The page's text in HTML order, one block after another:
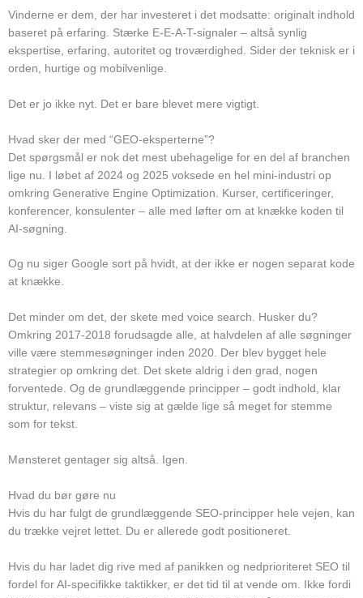
Vinderne er dem, der har investeret i det modsatte: originalt indhold
baseret på erfaring. Stærke E-E-A-T-signaler – altså synlig
ekspertise, erfaring, autoritet og troværdighed. Sider der teknisk er i
orden, hurtige og mobilvenlige.
Det er jo ikke nyt. Det er bare blevet mere vigtigt.
Hvad sker der med “GEO-eksperterne”?
Det spørgsmål er nok det mest ubehagelige for en del af branchen
lige nu. I løbet af 2024 og 2025 voksede en hel mini-industri op
omkring Generative Engine Optimization. Kurser, certificeringer,
konferencer, konsulenter – alle med løfter om at knække koden til
AI-søgning.
Og nu siger Google sort på hvidt, at der ikke er nogen separat kode
at knække.
Det minder om det, der skete med voice search. Husker du?
Omkring 2017-2018 forudsagde alle, at halvdelen af alle søgninger
ville være stemmesøgninger inden 2020. Der blev bygget hele
strategier op omkring det. Det skete aldrig i den grad, nogen
forventede. Og de grundlæggende principper – godt indhold, klar
struktur, relevans – viste sig at gælde lige så meget for stemme
som for tekst.
Mønsteret gentager sig altså. Igen.
Hvad du bør gøre nu
Hvis du har fulgt de grundlæggende SEO-principper hele vejen, kan
du trække vejret lettet. Du er allerede godt positioneret.
Hvis du har ladet dig rive med af panikken og nedprioriteret SEO til
fordel for AI-specifikke taktikker, er det tid til at vende om. Ikke fordi